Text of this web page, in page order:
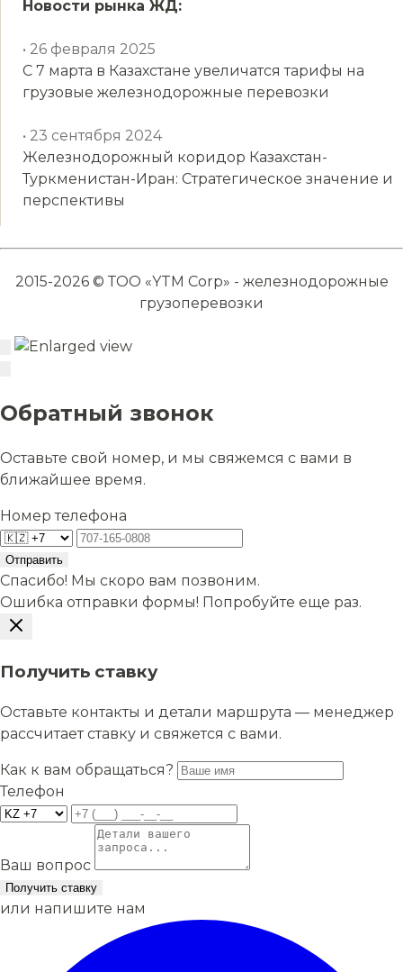
Новости рынка ЖД:
• 26 февраля 2025
С 7 марта в Казахстане увеличатся тарифы на
грузовые железнодорожные перевозки
• 23 сентября 2024
Железнодорожный коридор Казахстан-
Туркменистан-Иран: Стратегическое значение и
перспективы
2015-2026 © ТОО «YTM Corp» - железнодорожные
грузоперевозки
Обратный звонок
Оставьте свой номер, и мы свяжемся с вами в
ближайшее время.
Номер телефона
Отправить
Спасибо! Мы скоро вам позвоним.
Ошибка отправки формы! Попробуйте еще раз.
Получить ставку
Оставьте контакты и детали маршрута — менеджер
рассчитает ставку и свяжется с вами.
Как к вам обращаться?
Телефон
Ваш вопрос
Получить ставку
или напишите нам